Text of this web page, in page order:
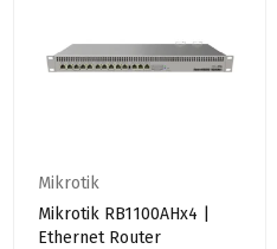
Mikrotik
Mikrotik RB1100AHx4 |
Ethernet Router